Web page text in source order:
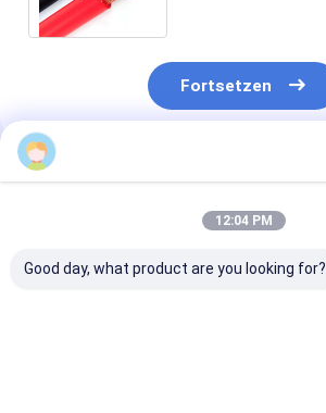
Fortsetzen
Empfohlene Produkte
12:04 PM
Good day, what product are you looking for?